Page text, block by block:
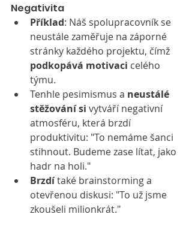
Negativita
Příklad: Náš spolupracovník se
neustále zaměřuje na záporné
stránky každého projektu, čímž
podkopává motivaci celého
týmu.
Tenhle pesimismus a neustálé
stěžování si vytváří negativní
atmosféru, která brzdí
produktivitu: "To nemáme šanci
stihnout. Budeme zase lítat, jako
hadr na holi."
Brzdí také brainstorming a
otevřenou diskusi: "To už jsme
zkoušeli milionkrát."